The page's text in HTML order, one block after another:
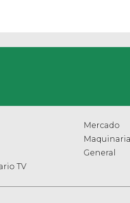
Mercado
General
TV